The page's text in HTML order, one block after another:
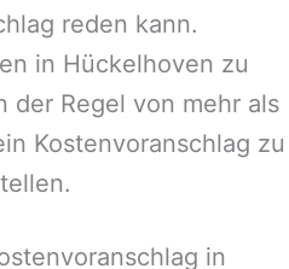
reden kann.
in Hückelhoven zu
der Regel von mehr als
Kostenvoranschlag zu
in